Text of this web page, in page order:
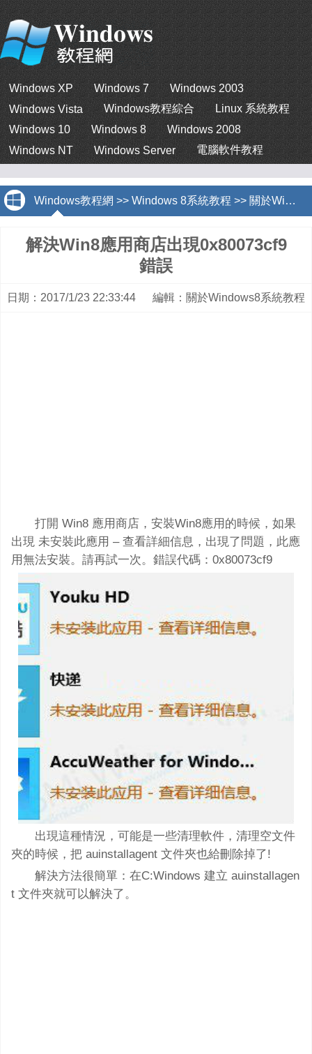
Windows XP Windows 7
Windows 2003
Windows Vista
Windows教程綜合
Linux 系統教程
Windows 10
Windows 8
Windows 2008
Windows NT
Windows Server 電腦軟件教程
Windows教程網 >> Windows 8系統教程 >> 關於Windows8系統教程
解決Win8應用商店出現0x80073cf9
錯誤
日期：2017/1/23 22:33:44 編輯：關於Windows8系統教程
打開 Win8 應用商店，安裝Win8應用的時候，如果
出現 未安裝此應用 – 查看詳細信息，出現了問題，此應
用無法安裝。請再試一次。錯誤代碼：0x80073cf9
出現這種情況，可能是一些清理軟件，清理空文件
夾的時候，把 auinstallagent 文件夾也給刪除掉了!
解決方法很簡單：在C:Windows 建立 auinstallagen
t 文件夾就可以解決了。